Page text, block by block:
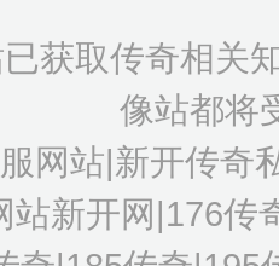
获取传奇相关
像站都将
网站|新开传奇
站新开网|176传